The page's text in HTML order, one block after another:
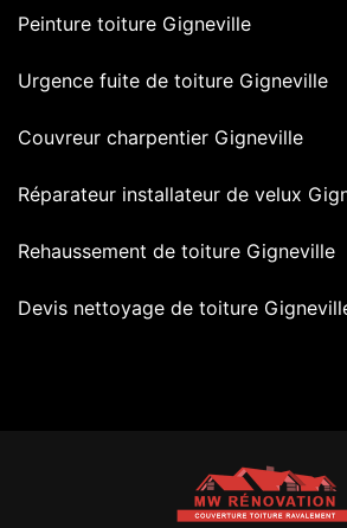
Peinture toiture Gigneville
Urgence fuite de toiture Gigneville
Couvreur charpentier Gigneville
Réparateur installateur de velux
Rehaussement de toiture Gigneville
Devis nettoyage de toiture